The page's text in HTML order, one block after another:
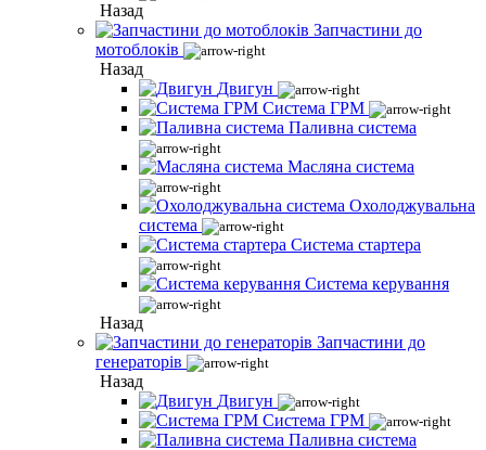
Назад
Запчастини до
мотоблоків
Назад
Двигун
Система ГРМ
Паливна система
Масляна система
Охолоджувальна
система
Система стартера
Система керування
Назад
Запчастини до
генераторів
Назад
Двигун
Система ГРМ
Паливна система